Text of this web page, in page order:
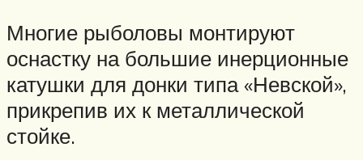
Многие рыболовы монтируют
оснастку на большие инерционные
катушки для донки типа «Невской»,
прикрепив их к металлической
стойке.